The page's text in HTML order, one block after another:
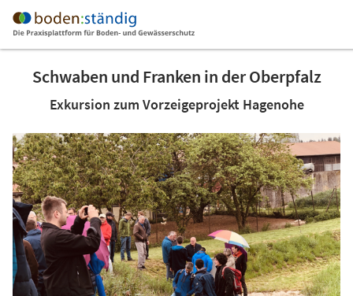
Schwaben und Franken in der Oberpfalz
Exkursion zum Vorzeigeprojekt Hagenohe